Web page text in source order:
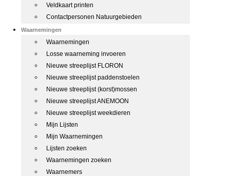
Veldkaart printen
Contactpersonen Natuurgebieden
Waarnemingen
Waarnemingen
Losse waarneming invoeren
Nieuwe streeplijst FLORON
Nieuwe streeplijst paddenstoelen
Nieuwe streeplijst (korst)mossen
Nieuwe streeplijst ANEMOON
Nieuwe streeplijst weekdieren
Mijn Lijsten
Mijn Waarnemingen
Lijsten zoeken
Waarnemingen zoeken
Waarnemers